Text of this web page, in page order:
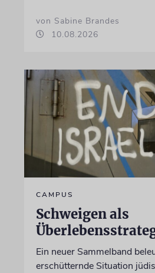
von Sabine Brandes
10.08.2026
CAMPUS
Schweigen als
Ein neuer Sammelband
erschütternde Situation